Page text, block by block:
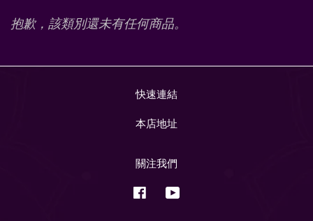
抱歉，該類別還未有任何商品。
快速連結
本店地址
關注我們
Facebook